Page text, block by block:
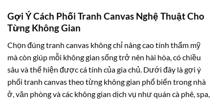
Gợi Ý Cách Phối Tranh Canvas Nghệ Thuật Cho
Từng Không Gian
Chọn đúng tranh canvas không chỉ nâng cao tính thẩm mỹ
mà còn giúp mỗi không gian sống trở nên hài hòa, có chiều
sâu và thể hiện được cá tính của gia chủ. Dưới đây là gợi ý
phối tranh canvas theo từng không gian phổ biến trong nhà
ở, văn phòng và các không gian dịch vụ như quán cà phê, spa,